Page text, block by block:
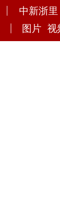
中新浙里
图片 视